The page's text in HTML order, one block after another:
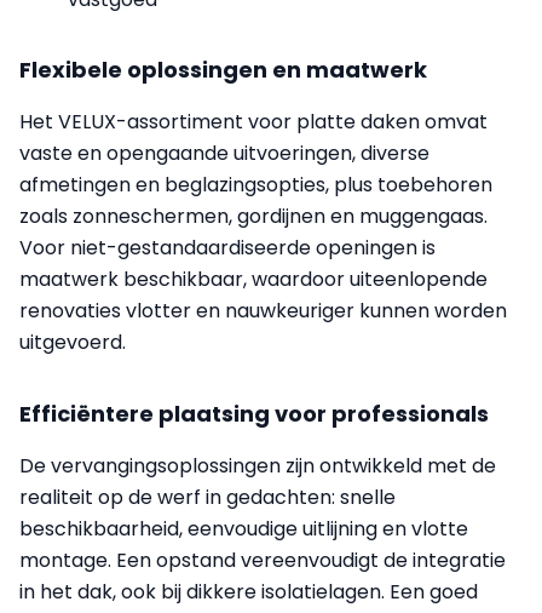
Flexibele oplossingen en maatwerk
Het VELUX-assortiment voor platte daken omvat
vaste en opengaande uitvoeringen, diverse
afmetingen en beglazingsopties, plus toebehoren
zoals zonneschermen, gordijnen en muggengaas.
Voor niet-gestandaardiseerde openingen is
maatwerk beschikbaar, waardoor uiteenlopende
renovaties vlotter en nauwkeuriger kunnen worden
uitgevoerd.
Efficiëntere plaatsing voor professionals
De vervangingsoplossingen zijn ontwikkeld met de
realiteit op de werf in gedachten: snelle
beschikbaarheid, eenvoudige uitlijning en vlotte
montage. Een opstand vereenvoudigt de integratie
in het dak, ook bij dikkere isolatielagen. Een goed